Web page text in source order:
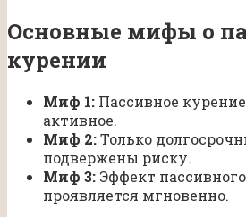
Основные мифы о
курении
Миф 1: Пассивное
активное.
Миф 2:Только
подвержены риску.
Миф 3: Эффект
проявляется мгновенно.